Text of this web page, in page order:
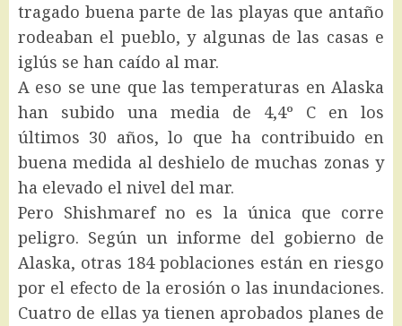
tragado buena parte de las playas que antaño
rodeaban el pueblo, y algunas de las casas e
iglús se han caído al mar.
A eso se une que las temperaturas en Alaska
han subido una media de 4,4º C en los
últimos 30 años, lo que ha contribuido en
buena medida al deshielo de muchas zonas y
ha elevado el nivel del mar.
Pero Shishmaref no es la única que corre
peligro. Según un informe del gobierno de
Alaska, otras 184 poblaciones están en riesgo
por el efecto de la erosión o las inundaciones.
Cuatro de ellas ya tienen aprobados planes de